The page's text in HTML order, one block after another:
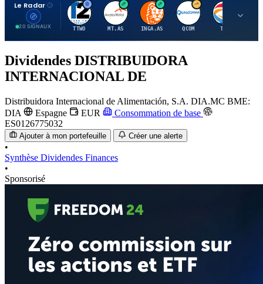
Le Radar
20 SIGNAUX
T
TTWO
A
MT.AS
I
INGA.AS
Q
QCOM
T
TTE
Dividendes DISTRIBUIDORA
INTERNACIONAL DE
Distribuidora Internacional de Alimentación, S.A. DIA.MC BME:
DIA
Espagne EUR
Consommation de base
ES0126775032
Ajouter à mon portefeuille Créer une alerte
•
Synthèse Dividendes Finances
•
Sponsorisé